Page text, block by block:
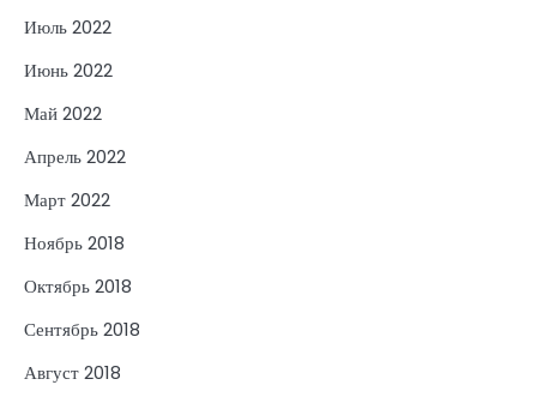
Июль 2022
Июнь 2022
Май 2022
Апрель 2022
Март 2022
Ноябрь 2018
Октябрь 2018
Сентябрь 2018
Август 2018